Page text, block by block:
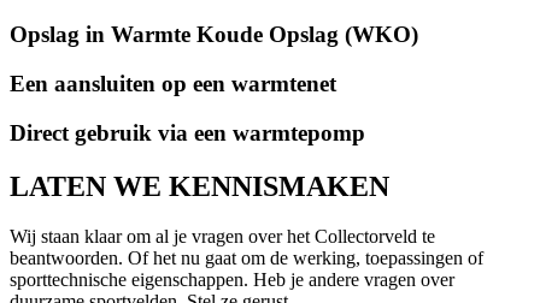
Opslag in Warmte Koude Opslag (WKO)
Een aansluiten op een warmtenet
Direct gebruik via een warmtepomp
LATEN WE KENNISMAKEN
Wij staan klaar om al je vragen over het Collectorveld te
beantwoorden. Of het nu gaat om de werking, toepassingen of
sporttechnische eigenschappen. Heb je andere vragen over